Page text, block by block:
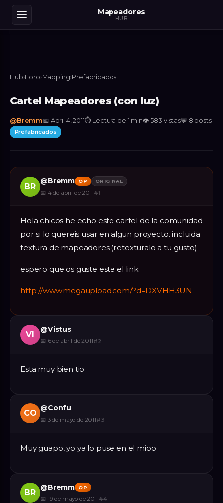
Mapeadores
HUB
Hub›Foro›Mapping›Prefabricados
Cartel Mapeadores (con luz)
@Bremm📅 April 4, 2011⏱ Lectura de 1 min👁583 vistas💬 8 posts
Prefabricados
BR
@Bremm OP ORIGINAL
📅 4 de abril de 2011#1
Hola chicos he echo este cartel de la comunidad
por si lo quereis usar en algun proyecto. incluida
textura de mapeadores (retexturalo a tu gusto)
espero que os guste este el link:
http://www.megaupload.com/?d=DXVHH3UN
VI
@Vistus
📅 6 de abril de 2011#2
Esta muy bien tio
CO
@Confu
📅 3 de mayo de 2011#3
Muy guapo, yo ya lo puse en el mioo
BR
@Bremm OP
📅 19 de mayo de 2011#4